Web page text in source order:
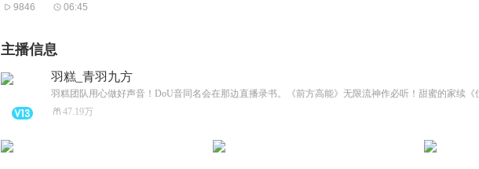
9846 06:45
主播信息
羽糕_青羽九方
47.19万